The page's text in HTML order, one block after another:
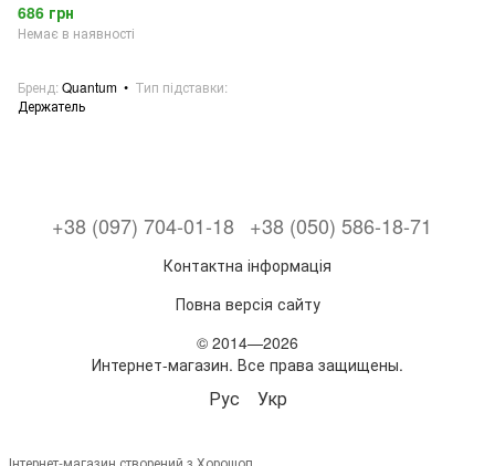
686 грн
Немає в наявності
Бренд Quantum
Тип підставки
Держатель
+38 (097) 704-01-18 +38 (050) 586-18-71
Контактна інформація
Повна версія сайту
© 2014—2026
Интернет-магазин. Все права защищены.
Рус Укр